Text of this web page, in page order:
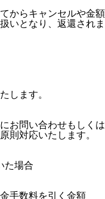
からキャンセルや金額
いとなり、返還されま
します。
お問い合わせもしくは
則対応いたします。
た場合
手数料を引く金額